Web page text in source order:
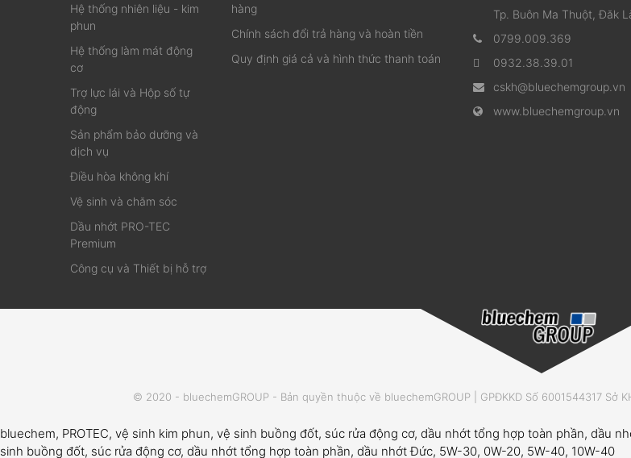
Hệ thống nhiên liệu - kim
phun
Hệ thống làm mát động
cơ
Trợ lực lái và Hộp số tự
động
Sản phẩm bảo dưỡng và
dịch vụ
Điều hòa không khí
Vệ sinh và chăm sóc
Dầu nhớt PRO-TEC
Premium
Công cụ và Thiết bị hỗ trợ
hàng
Chính sách đổi trả hàng và hoàn tiền
Quy định giá cả và hình thức thanh toán
Tp. Buôn Ma Thuột, Đăk
0799.009.369
0932.38.39.01
cskh@bluechemgroup.vn
www.bluechemgroup.vn
© 2020 - bluechemGROUP - Bản quyền thuộc về bluechemGROUP | GPĐKKD Số 6001544317 Sở
bluechem, PROTEC, vệ sinh kim phun, vệ sinh buồng đốt, súc rửa động cơ, dầu nhớt tổng hợp toàn phần, dầu
sinh buồng đốt, súc rửa động cơ, dầu nhớt tổng hợp toàn phần, dầu nhớt Đức, 5W-30, 0W-20, 5W-40, 10W-40